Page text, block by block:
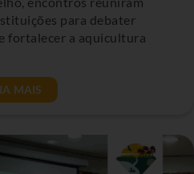
para debater
fortalecer a aquicultura
MAIS